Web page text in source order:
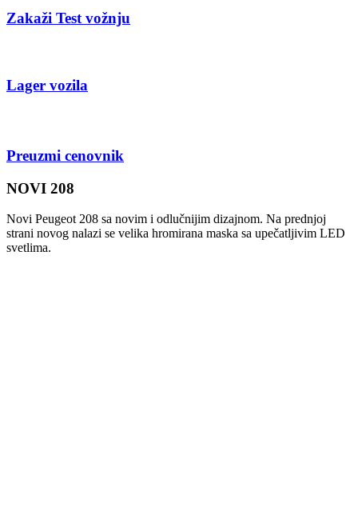
NOVI 208
Novi Peugeot 208 sa novim i odlučnijim dizajnom. Na prednjoj
strani novog nalazi se velika hromirana maska sa upečatljivim LED
svetlima.